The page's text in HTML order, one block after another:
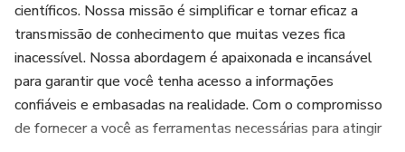
Disciplina Implacável: Domine a autodisciplina com
estratégias que o manterão no curso, mesmo quando o
desânimo tentar dominar.
Celebração do Sucesso: Descubra como as celebrações
podem reforçar seu progresso e manter você motivado
científicos. Nossa missão é simplificar e tornar eficaz a
transmissão de conhecimento que muitas vezes fica
inacessível. Nossa abordagem é apaixonada e incansável
para garantir que você tenha acesso a informações
confiáveis e embasadas na realidade. Com o compromisso
de fornecer a você as ferramentas necessárias para atingir